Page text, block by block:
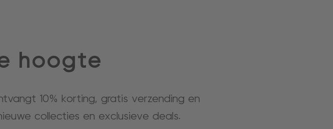
hoogte
10% korting, gratis verzending en
collecties en exclusieve deals.